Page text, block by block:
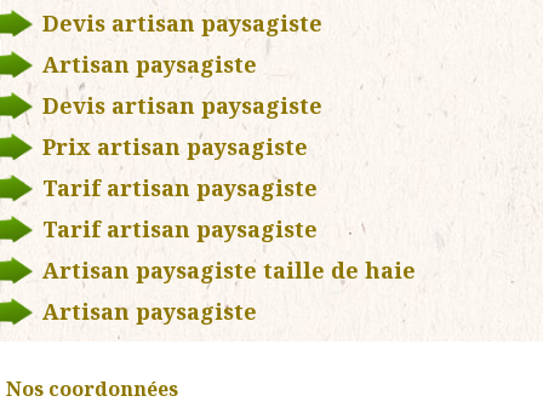
Devis artisan paysagiste
Artisan paysagiste
Devis artisan paysagiste
Prix artisan paysagiste
Tarif artisan paysagiste
Tarif artisan paysagiste
Artisan paysagiste taille de haie
Artisan paysagiste
Nos coordonnées